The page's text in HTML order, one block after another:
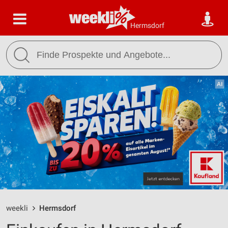
Hermsdorf
weekli Hermsdorf